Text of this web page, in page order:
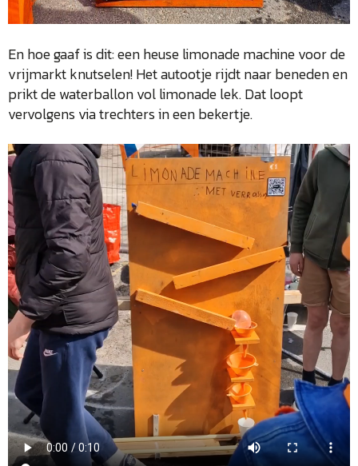
En hoe gaaf is dit: een heuse limonade machine voor de
vrijmarkt knutselen! Het autootje rijdt naar beneden en
prikt de waterballon vol limonade lek. Dat loopt
vervolgens via trechters in een bekertje.